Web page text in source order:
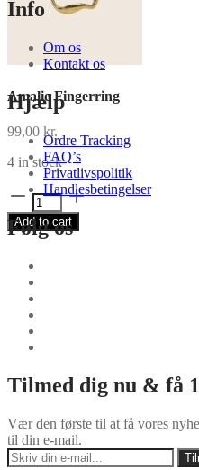
Amalie Fingerring
99,00 kr.
4 in stock
Amalie
Fingerring
quantity
Add to cart
Info
Om os
Kontakt os
Hjælp
Ordre Tracking
FAQ’s
Privatlivspolitik
Handlesbetingelser
Følg os
Tilmed dig nu & få
Vær den første til at få vores
til din e-mail.